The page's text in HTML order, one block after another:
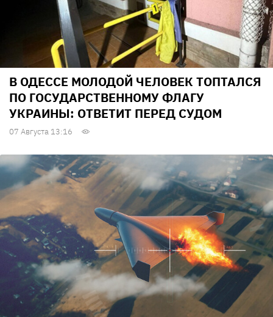
В ОДЕССЕ МОЛОДОЙ ЧЕЛОВЕК ТОПТАЛСЯ
ПО ГОСУДАРСТВЕННОМУ ФЛАГУ
УКРАИНЫ: ОТВЕТИТ ПЕРЕД СУДОМ
07 Августа 13:16